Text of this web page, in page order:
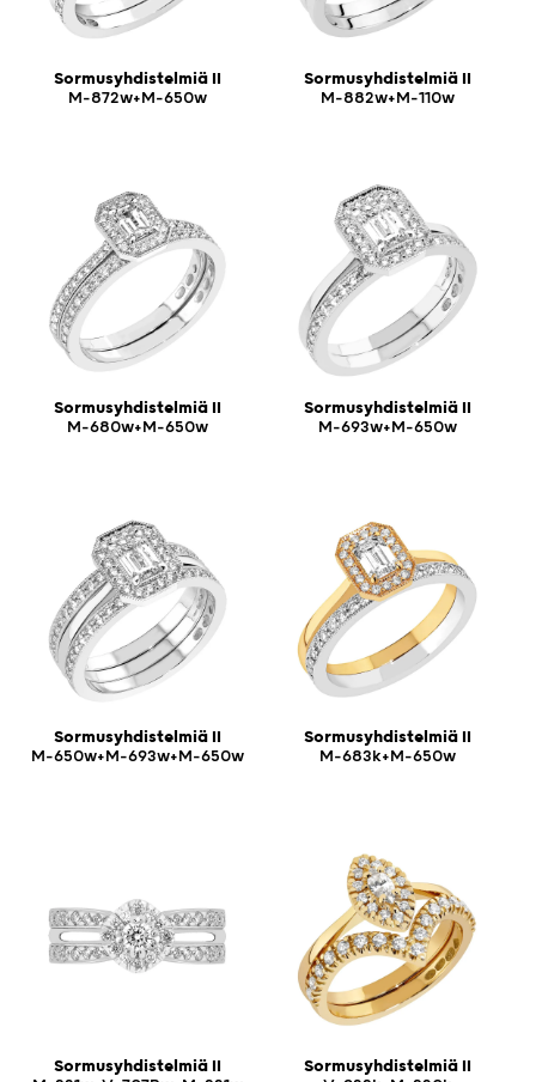
Sormusyhdistelmiä II
M-872w+M-650w
Sormusyhdistelmiä II
M-882w+M-110w
Sormusyhdistelmiä II
M-680w+M-650w
Sormusyhdistelmiä II
M-693w+M-650w
Sormusyhdistelmiä II
M-650w+M-693w+M-650w
Sormusyhdistelmiä II
M-683k+M-650w
Sormusyhdistelmiä II
Sormusyhdistelmiä II